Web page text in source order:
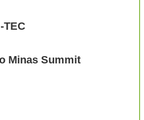
TEC
Minas Summit